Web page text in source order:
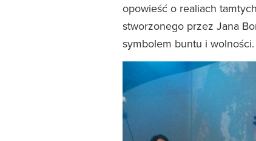
opowieść o realiach
stworzonego przez Jana
symbolem buntu i wolności.